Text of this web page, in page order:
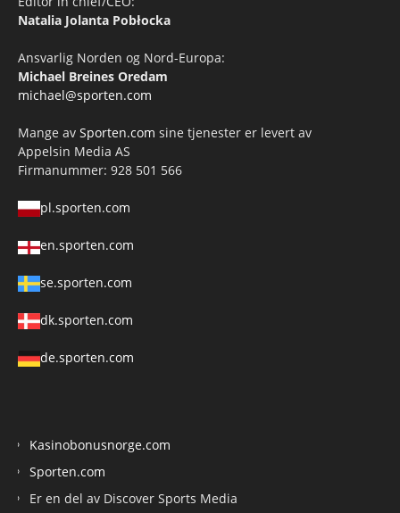
Natalia Jolanta Pobłocka
Ansvarlig Norden og Nord-Europa:
Michael Breines Oredam
michael@sporten.com
Mange av Sporten.com sine tjenester er levert av
Appelsin Media AS
Firmanummer: 928 501 566
pl.sporten.com
en.sporten.com
se.sporten.com
dk.sporten.com
de.sporten.com
Kasinobonusnorge.com
Sporten.com
Er en del av Discover Sports Media